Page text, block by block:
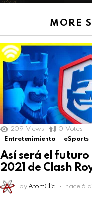
MORE
209 Views 0 Votes
Entretenimiento
eSports
Así será el futuro
2021 de Clash
by AtomClic hace 6